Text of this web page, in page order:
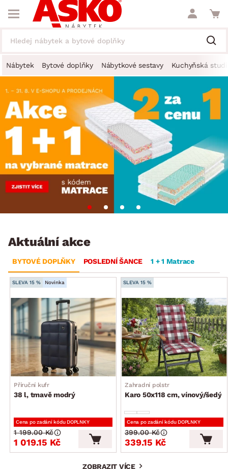
Nábytek Bytové doplňky Nábytkové sestavy Kuchyňská
Aktuální akce
BYTOVÉ DOPLŇKY POSLEDNÍ ŠANCE 1 + 1 Matrace
SLEVA 15 % Novinka
Příruční kufr
38 l, tmavě modrý
Cena po zadání kódu DOPLNKY
1 019.15 Kč
1 199.00 Kč
SLEVA 15 %
Zahradní polstr
Karo 50x118 cm, vínový/šedý
Cena po zadání kódu DOPLNKY
339.15 Kč
399.00 Kč
ZOBRAZIT VÍCE